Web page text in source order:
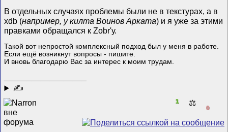
В отдельных случаях проблемы были не в текстурах, а в
xdb (например, у килта Воинов Арката) и я уже за этими
правками обращался к Zobr'у.
Такой вот непростой комплексный подход был у меня в работе.
Если ещё возникнут вопросы - пишите.
И вновь благодарю Вас за интерес к моим трудам.
✍
1 ⚖️
0